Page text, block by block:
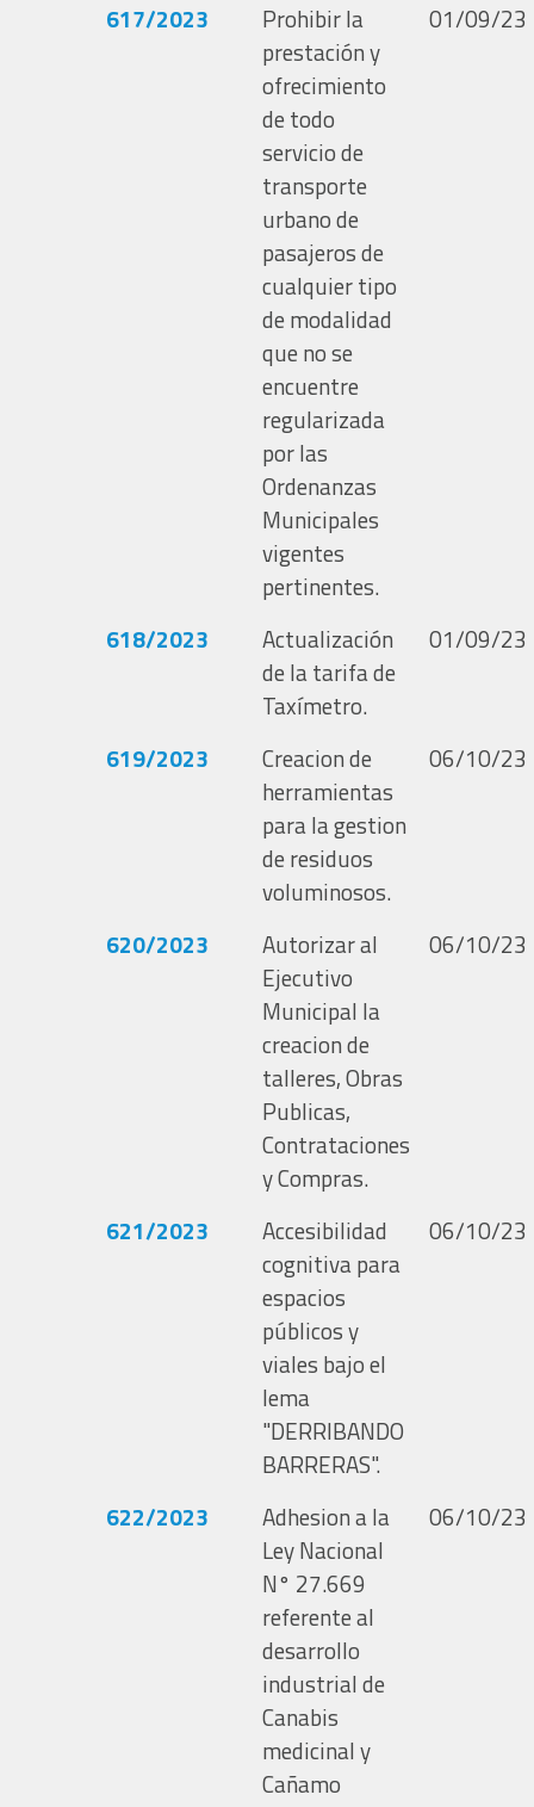
617/2023
Prohibir la
prestación y
ofrecimiento
de todo
servicio de
transporte
urbano de
pasajeros de
cualquier tipo
de modalidad
que no se
encuentre
regularizada
por las
Ordenanzas
Municipales
vigentes
pertinentes.
01/09/23
618/2023
Actualización
de la tarifa de
Taxímetro.
01/09/23
619/2023
Creacion de
herramientas
para la gestion
de residuos
voluminosos.
06/10/23
620/2023
Autorizar al
Ejecutivo
Municipal la
creacion de
talleres, Obras
Publicas,
Contrataciones
y Compras.
06/10/23
621/2023
Accesibilidad
cognitiva para
espacios
públicos y
viales bajo el
lema
"DERRIBANDO
BARRERAS".
06/10/23
622/2023
Adhesion a la
Ley Nacional
N° 27.669
referente al
desarrollo
industrial de
Canabis
medicinal y
Cañamo
06/10/23